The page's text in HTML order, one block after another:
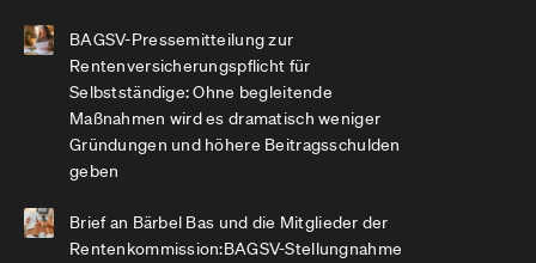
BAGSV-Pressemitteilung zur
Rentenversicherungspflicht für
Selbstständige: Ohne begleitende
Maßnahmen wird es dramatisch weniger
Gründungen und höhere Beitragsschulden
geben
Brief an Bärbel Bas und die Mitglieder der
Rentenkommission:BAGSV-Stellungnahme